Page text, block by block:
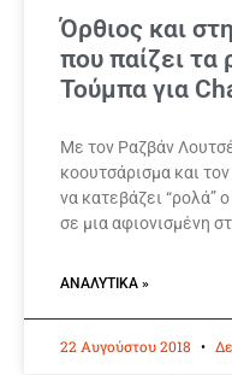
Όρθιος και
που παίζει τα
Τούμπα για
Με τον Ραζβάν
κοουτσάρισμα και
να κατεβάζει “ρολά”
σε μια αφιονισμένη
ΑΝΑΛΥΤΙΚΆ »
22 Αυγούστου 2018